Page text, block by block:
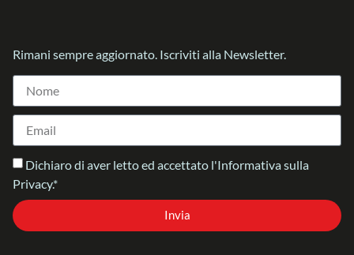
Rimani sempre aggiornato. Iscriviti alla Newsletter.
Dichiaro di aver letto ed accettato l'Informativa sulla
Privacy.*
Invia